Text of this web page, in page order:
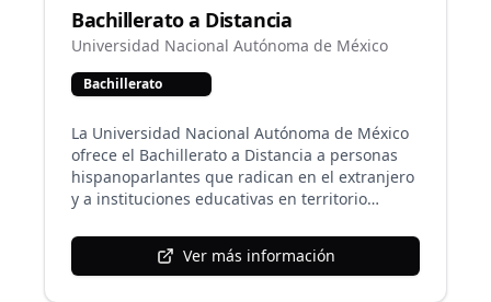
Bachillerato a Distancia
Universidad Nacional Autónoma de México
Bachillerato
La Universidad Nacional Autónoma de México
ofrece el Bachillerato a Distancia a personas
hispanoparlantes que radican en el extranjero
y a instituciones educativas en territorio
Ver más información